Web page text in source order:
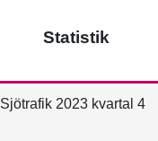
Statistik
Sjötrafik 2023 kvartal 4